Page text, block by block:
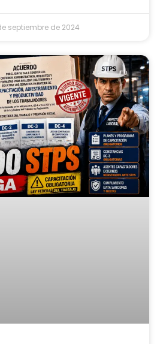
septiembre de 2024